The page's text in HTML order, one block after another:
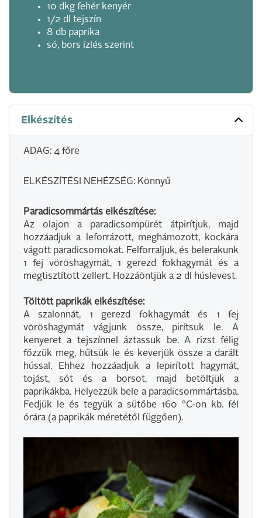
10 dkg fehér kenyér
1/2 dl tejszín
8 db paprika
só, bors ízlés szerint
Elkészítés
ADAG: 4 főre
ELKÉSZÍTÉSI NEHÉZSÉG: Könnyű
Paradicsommártás elkészítése:
Az olajon a paradicsompürét átpirítjuk, majd
hozzáadjuk a leforrázott, meghámozott, kockára
vágott paradicsomokat. Felforraljuk, és belerakunk
1 fej vöröshagymát, 1 gerezd fokhagymát és a
megtisztított zellert. Hozzáöntjük a 2 dl húslevest.
Töltött paprikák elkészítése:
A szalonnát, 1 gerezd fokhagymát és 1 fej
vöröshagymát vágjunk össze, pirítsuk le. A
kenyeret a tejszínnel áztassuk be. A rizst félig
főzzük meg, hűtsük le és keverjük össze a darált
hússal. Ehhez hozzáadjuk a lepirított hagymát,
tojást, sót és a borsot, majd betöltjük a
paprikákba. Helyezzük bele a paradicsommártásba.
Fedjük le és tegyük a sütőbe 160 °C-on kb. fél
órára (a paprikák méretétől függően).